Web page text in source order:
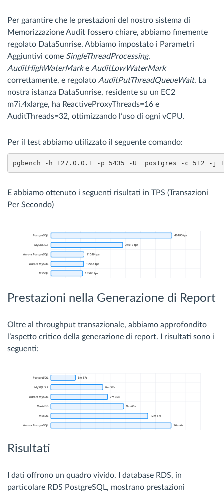
Per garantire che le prestazioni del nostro sistema di
Memorizzazione Audit fossero chiare, abbiamo finemente
regolato DataSunrise. Abbiamo impostato i Parametri
Aggiuntivi come SingleThreadProcessing,
AuditHighWaterMarke AuditLowWaterMark
correttamente, e regolato AuditPutThreadQueueWait. La
nostra istanza DataSunrise, residente su un EC2
m7i.4xlarge, ha ReactiveProxyThreads=16 e
AuditThreads=32, ottimizzando l’uso di ogni vCPU.
Per il test abbiamo utilizzato il seguente comando:
pgbench -h 127.0.0.1 -p 5435 -U  postgres -c 512 -j
E abbiamo ottenuto i seguenti risultati in TPS (Transazioni
Per Secondo)
Prestazioni nella Generazione di Report
Oltre al throughput transazionale, abbiamo approfondito
l’aspetto critico della generazione di report. I risultati sono i
seguenti:
Risultati
I dati offrono un quadro vivido. I database RDS, in
particolare RDS PostgreSQL, mostrano prestazioni